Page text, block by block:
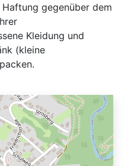
gegenüber dem
Kleidung und
(kleine